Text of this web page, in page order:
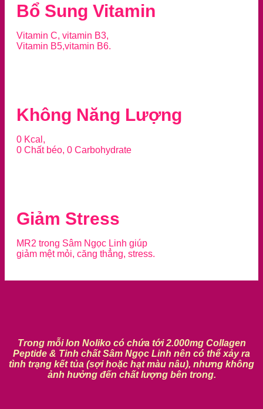
Bổ Sung Vitamin
Vitamin C, vitamin B3,
Vitamin B5,vitamin B6.
Không Năng Lượng
0 Kcal,
0 Chất béo, 0 Carbohydrate
Giảm Stress
MR2 trong Sâm Ngọc Linh giúp
giảm mệt mỏi, căng thẳng, stress.
Trong mỗi lon Noliko có chứa tới 2.000mg Collagen
Peptide & Tinh chất Sâm Ngọc Linh nên có thể xảy ra
tình trạng kết tủa (sợi hoặc hạt màu nâu), nhưng không
ảnh hưởng đến chất lượng bên trong.